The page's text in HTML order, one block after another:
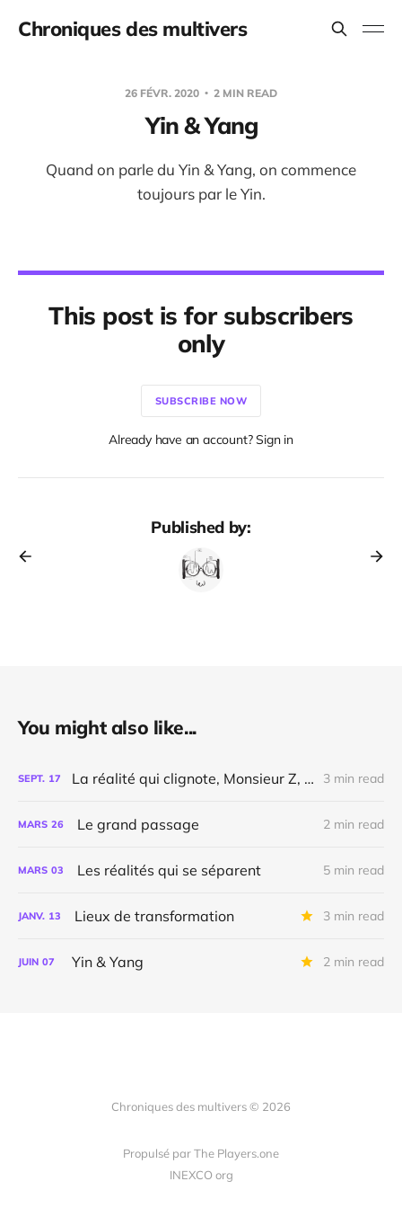
Chroniques des multivers
26 FÉVR. 2020 2 MIN READ
Yin & Yang
Quand on parle du Yin & Yang, on commence
toujours par le Yin.
This post is for subscribers
only
SUBSCRIBE NOW
Already have an account? Sign in
Published by:
You might also like...
SEPT. 17 La réalité qui clignote, Monsieur Z, Socrates, Hitler et Dieu 3 min read
MARS 26 Le grand passage 2 min read
MARS 03 Les réalités qui se séparent 5 min read
JANV. 13 Lieux de transformation 3 min read
JUIN 07 Yin & Yang 2 min read
Chroniques des multivers © 2026
Propulsé par The Players.one
INEXCO org